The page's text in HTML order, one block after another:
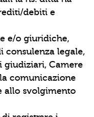
debiti e
e/o giuridiche,
consulenza legale,
giudiziari, Camere
comunicazione
allo svolgimento